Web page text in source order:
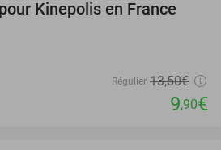
27%
Kinepolis en France
Régulier 13,50€
9,90€